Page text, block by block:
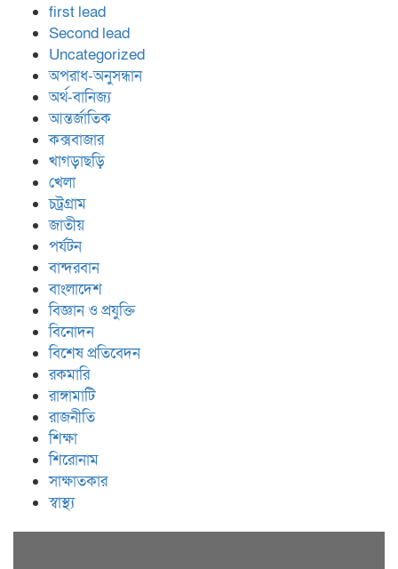
first lead
Second lead
Uncategorized
অপরাধ-অনুসন্ধান
অর্থ-বানিজ্য
আন্তর্জাতিক
কক্সবাজার
খাগড়াছড়ি
খেলা
চট্রগ্রাম
জাতীয়
পর্যটন
বান্দরবান
বাংলাদেশ
বিজ্ঞান ও প্রযুক্তি
বিনোদন
বিশেষ প্রতিবেদন
রকমারি
রাঙ্গামাটি
রাজনীতি
শিক্ষা
শিরোনাম
সাক্ষাতকার
স্বাস্থ্য